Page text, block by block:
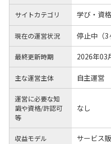
サイトカテゴリ 学び・資
現在の運営状況 停止中（3
最終更新時期 2026年03
主な運営主体 自主運営
運営に必要な知
識や資格/許認可
等
なし
収益モデル サービス